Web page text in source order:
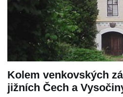
Kolem venkovských
jižních Čech a